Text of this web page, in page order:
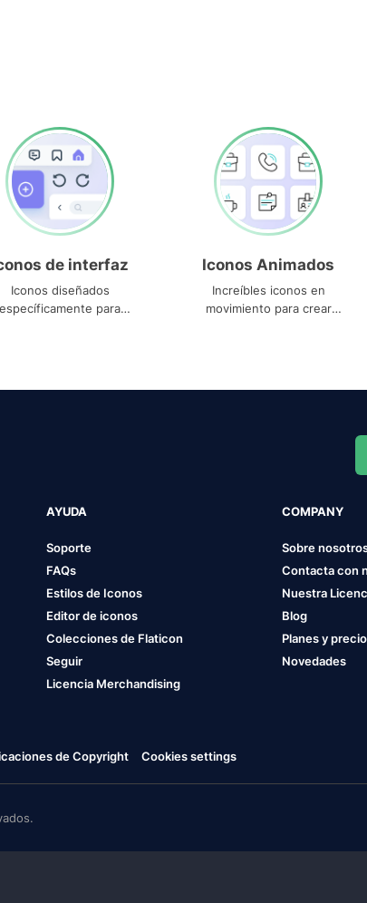
de interfaz
Iconos diseñados
específicamente para
Iconos Animados
Increíbles iconos en
movimiento para crear
AYUDA
Soporte
FAQs
Estilos de Iconos
Editor de iconos
Colecciones de Flaticon
Seguir
Licencia Merchandising
COMPANY
Sobre
Contacta con
Nuestra
Blog
Planes y
Novedades
de Copyright Cookies settings